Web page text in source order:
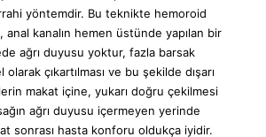
yöntemdir. Bu teknikte hemoroid
anal kanalın hemen üstünde yapılan bir
ağrı duyusu yoktur, fazla barsak
çıkartılması ve bu şekilde dışarı
makat içine, yukarı doğru çekilmesi
ağrı duyusu içermeyen yerinde
sonrası hasta konforu oldukça iyidir.